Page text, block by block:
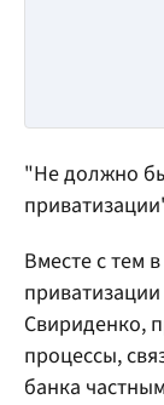
"Не должно
Вместе с тем
Свириденко,
процессы,
банка